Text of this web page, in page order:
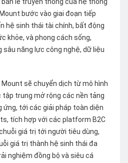
bước vào giai đoạn tiếp
hệ sinh thái tài chính, bất động
khỏe, và phong cách sống,
sâu năng lực công nghệ, dữ liệu
Mount sẽ chuyển dịch từ mô hình
tập trung mở rộng các nền tảng
ứng, tới các giải pháp toàn diện
tích hợp với các platform B2C
giá trị tới người tiêu dùng,
giá trị thành hệ sinh thái đa
nghiệm đồng bộ và siêu cá